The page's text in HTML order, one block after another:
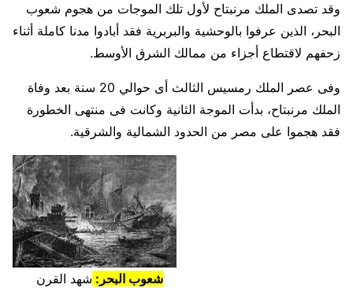
وقد تصدى الملك مرنبتاح لأول تلك الموجات من هجوم شعوب
البحر، الذين عرفوا بالوحشية والبربرية فقد أبادوا مدنا كاملة أثناء
زحفهم لاقتطاع أجزاء من ممالك الشرق الأوسط.
وفى عصر الملك رمسيس الثالث أى حوالي 20 سنة بعد وفاة
الملك مرنبتاح، بدأت الموجة الثانية وكانت فى منتهى الخطورة
فقد هجموا على مصر من الحدود الشمالية والشرقية.
شعوب البحر: شهد القرن